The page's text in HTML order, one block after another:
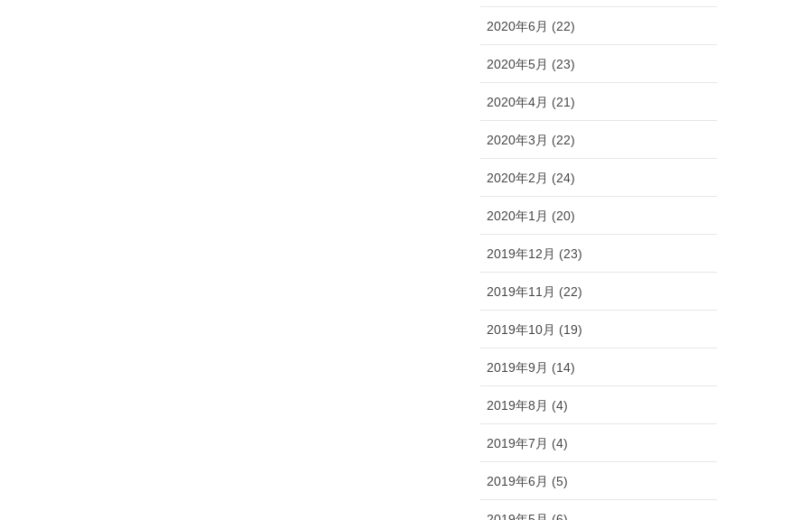
2020年6月 (22)
2020年5月 (23)
2020年4月 (21)
2020年3月 (22)
2020年2月 (24)
2020年1月 (20)
2019年12月 (23)
2019年11月 (22)
2019年10月 (19)
2019年9月 (14)
2019年8月 (4)
2019年7月 (4)
2019年6月 (5)